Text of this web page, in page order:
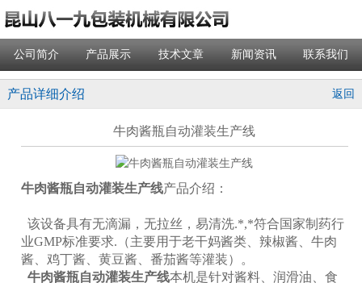
公司简介 产品展示 技术文章 新闻资讯 联系我们
产品详细介绍 返回
牛肉酱瓶自动灌装生产线
牛肉酱瓶自动灌装生产线产品介绍：
该设备具有无滴漏，无拉丝，易清洗.*,*符合国家制药行
业GMP标准要求.（主要用于老干妈酱类、辣椒酱、牛肉
酱、鸡丁酱、黄豆酱、番茄酱等灌装）。
牛肉酱瓶自动灌装生产线本机是针对酱料、润滑油、食